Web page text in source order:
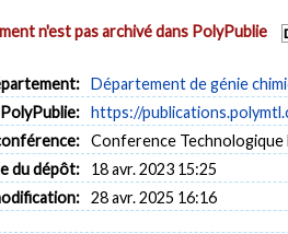
n'est pas archivé dans PolyPublie
Département de génie
https://
Conference Technologique
du dépôt:
18 avr. 2023 15:25
28 avr. 2025 16:16